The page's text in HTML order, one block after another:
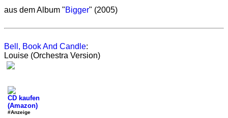
aus dem Album "Bigger" (2005)
Bell, Book And Candle:
Louise (Orchestra Version)
CD kaufen
(Amazon)
#Anzeige